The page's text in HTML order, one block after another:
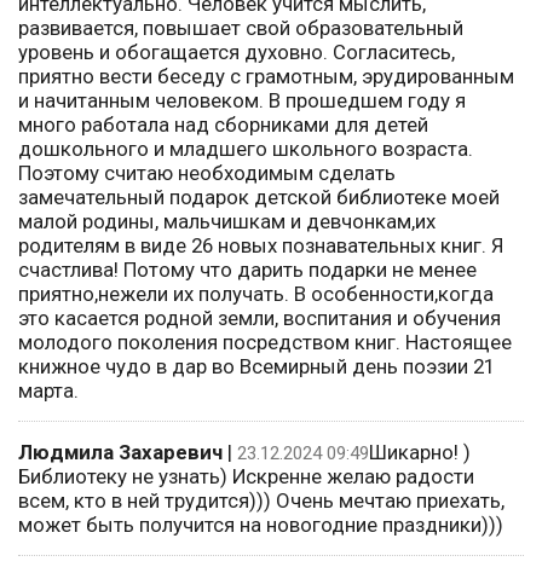
развивается, повышает свой образовательный
уровень и обогащается духовно. Согласитесь,
приятно вести беседу с грамотным, эрудированным
и начитанным человеком. В прошедшем году я
много работала над сборниками для детей
дошкольного и младшего школьного возраста.
Поэтому считаю необходимым сделать
замечательный подарок детской библиотеке моей
малой родины, мальчишкам и девчонкам,их
родителям в виде 26 новых познавательных книг. Я
счастлива! Потому что дарить подарки не менее
приятно,нежели их получать. В особенности,когда
это касается родной земли, воспитания и обучения
молодого поколения посредством книг. Настоящее
книжное чудо в дар во Всемирный день поэзии 21
марта.
Людмила Захаревич | 23.12.2024 09:49Шикарно! )
Библиотеку не узнать) Искренне желаю радости
всем, кто в ней трудится))) Очень мечтаю приехать,
может быть получится на новогодние праздники)))